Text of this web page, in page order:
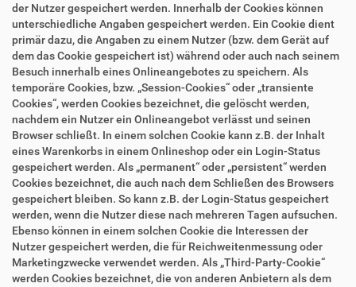
der Nutzer gespeichert werden. Innerhalb der Cookies können
unterschiedliche Angaben gespeichert werden. Ein Cookie dient
primär dazu, die Angaben zu einem Nutzer (bzw. dem Gerät auf
dem das Cookie gespeichert ist) während oder auch nach seinem
Besuch innerhalb eines Onlineangebotes zu speichern. Als
temporäre Cookies, bzw. „Session-Cookies“ oder „transiente
Cookies“, werden Cookies bezeichnet, die gelöscht werden,
nachdem ein Nutzer ein Onlineangebot verlässt und seinen
Browser schließt. In einem solchen Cookie kann z.B. der Inhalt
eines Warenkorbs in einem Onlineshop oder ein Login-Status
gespeichert werden. Als „permanent“ oder „persistent“ werden
Cookies bezeichnet, die auch nach dem Schließen des Browsers
gespeichert bleiben. So kann z.B. der Login-Status gespeichert
werden, wenn die Nutzer diese nach mehreren Tagen aufsuchen.
Ebenso können in einem solchen Cookie die Interessen der
Nutzer gespeichert werden, die für Reichweitenmessung oder
Marketingzwecke verwendet werden. Als „Third-Party-Cookie“
werden Cookies bezeichnet, die von anderen Anbietern als dem